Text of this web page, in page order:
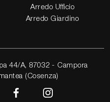
Arredo Ufficio
Arredo Giardino
44/A, 87032 - Campora
(Cosenza)